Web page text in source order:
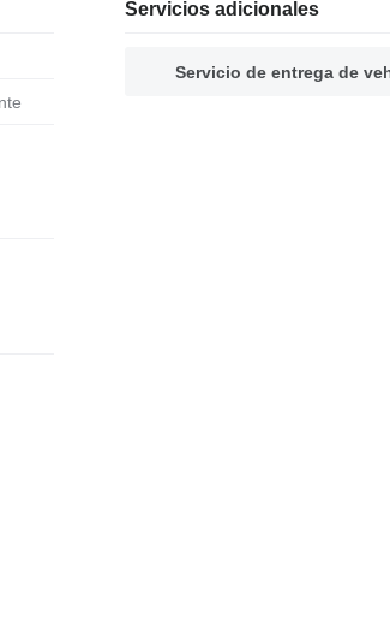
Servicios adicionales
Servicio de entrega de